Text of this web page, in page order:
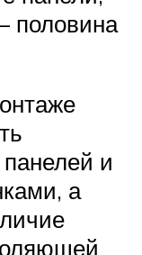
половина
и
а